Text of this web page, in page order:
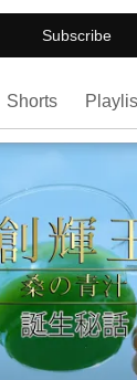
Subscribe
Shorts